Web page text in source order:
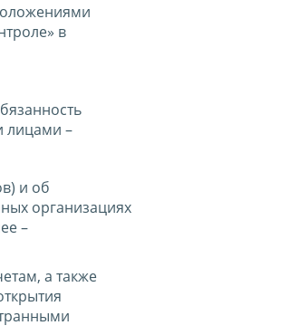
в
лицами –
и об
организациях
–
а также